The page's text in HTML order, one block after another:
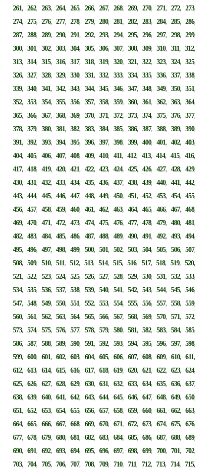
261,262,263,264,265,266,267,268,269,270,271,272,273,
274,275,276,277,278,279,280,281,282,283,284,285,286,
287,288,289,290,291,292,293,294,295,296,297,298,299,
300,301,302,303,304,305,306,307,308,309,310,311,312,
313,314,315,316,317,318,319,320,321,322,323,324,325,
326,327,328,329,330,331,332,333,334,335,336,337,338,
339,340,341,342,343,344,345,346,347,348,349,350,351,
352,353,354,355,356,357,358,359,360,361,362,363,364,
365,366,367,368,369,370,371,372,373,374,375,376,377,
378,379,380,381,382,383,384,385,386,387,388,389,390,
391,392,393,394,395,396,397,398,399,400,401,402,403,
404,405,406,407,408,409,410,411,412,413,414,415,416,
417,418,419,420,421,422,423,424,425,426,427,428,429,
430,431,432,433,434,435,436,437,438,439,440,441,442,
443,444,445,446,447,448,449,450,451,452,453,454,455,
456,457,458,459,460,461,462,463,464,465,466,467,468,
469,470,471,472,473,474,475,476,477,478,479,480,481,
482,483,484,485,486,487,488,489,490,491,492,493,494,
495,496,497,498,499,500,501,502,503,504,505,506,507,
508,509,510,511,512,513,514,515,516,517,518,519,520,
521,522,523,524,525,526,527,528,529,530,531,532,533,
534,535,536,537,538,539,540,541,542,543,544,545,546,
547,548,549,550,551,552,553,554,555,556,557,558,559,
560,561,562,563,564,565,566,567,568,569,570,571,572,
573,574,575,576,577,578,579,580,581,582,583,584,585,
586,587,588,589,590,591,592,593,594,595,596,597,598,
599,600,601,602,603,604,605,606,607,608,609,610,611,
612,613,614,615,616,617,618,619,620,621,622,623,624,
625,626,627,628,629,630,631,632,633,634,635,636,637,
638,639,640,641,642,643,644,645,646,647,648,649,650,
651,652,653,654,655,656,657,658,659,660,661,662,663,
664,665,666,667,668,669,670,671,672,673,674,675,676,
677,678,679,680,681,682,683,684,685,686,687,688,689,
690,691,692,693,694,695,696,697,698,699,700,701,702,
703,704,705,706,707,708,709,710,711,712,713,714,715,